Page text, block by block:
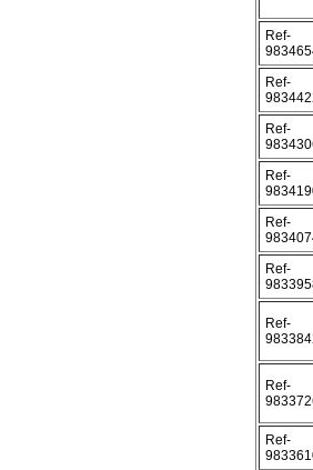
Ref-
Ref-
Ref-
Ref-
Ref-
Ref-
Ref-
Ref-
Ref-